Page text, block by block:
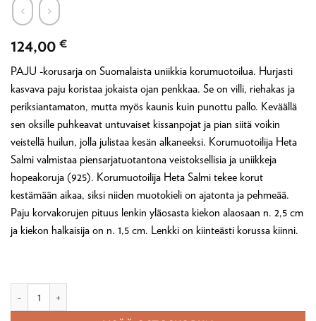
124,00 €
PAJU -korusarja on Suomalaista uniikkia korumuotoilua. Hurjasti
kasvava paju koristaa jokaista ojan penkkaa. Se on villi, riehakas ja
periksiantamaton, mutta myös kaunis kuin punottu pallo. Keväällä
sen oksille puhkeavat untuvaiset kissanpojat ja pian siitä voikin
veistellä huilun, jolla julistaa kesän alkaneeksi. Korumuotoilija Heta
Salmi valmistaa piensarjatuotantona veistoksellisia ja uniikkeja
hopeakoruja (925). Korumuotoilija Heta Salmi tekee korut
kestämään aikaa, siksi niiden muotokieli on ajatonta ja pehmeää.
Paju korvakorujen pituus lenkin yläosasta kiekon alaosaan n. 2,5 cm
ja kiekon halkaisija on n. 1,5 cm. Lenkki on kiinteästi korussa kiinni.